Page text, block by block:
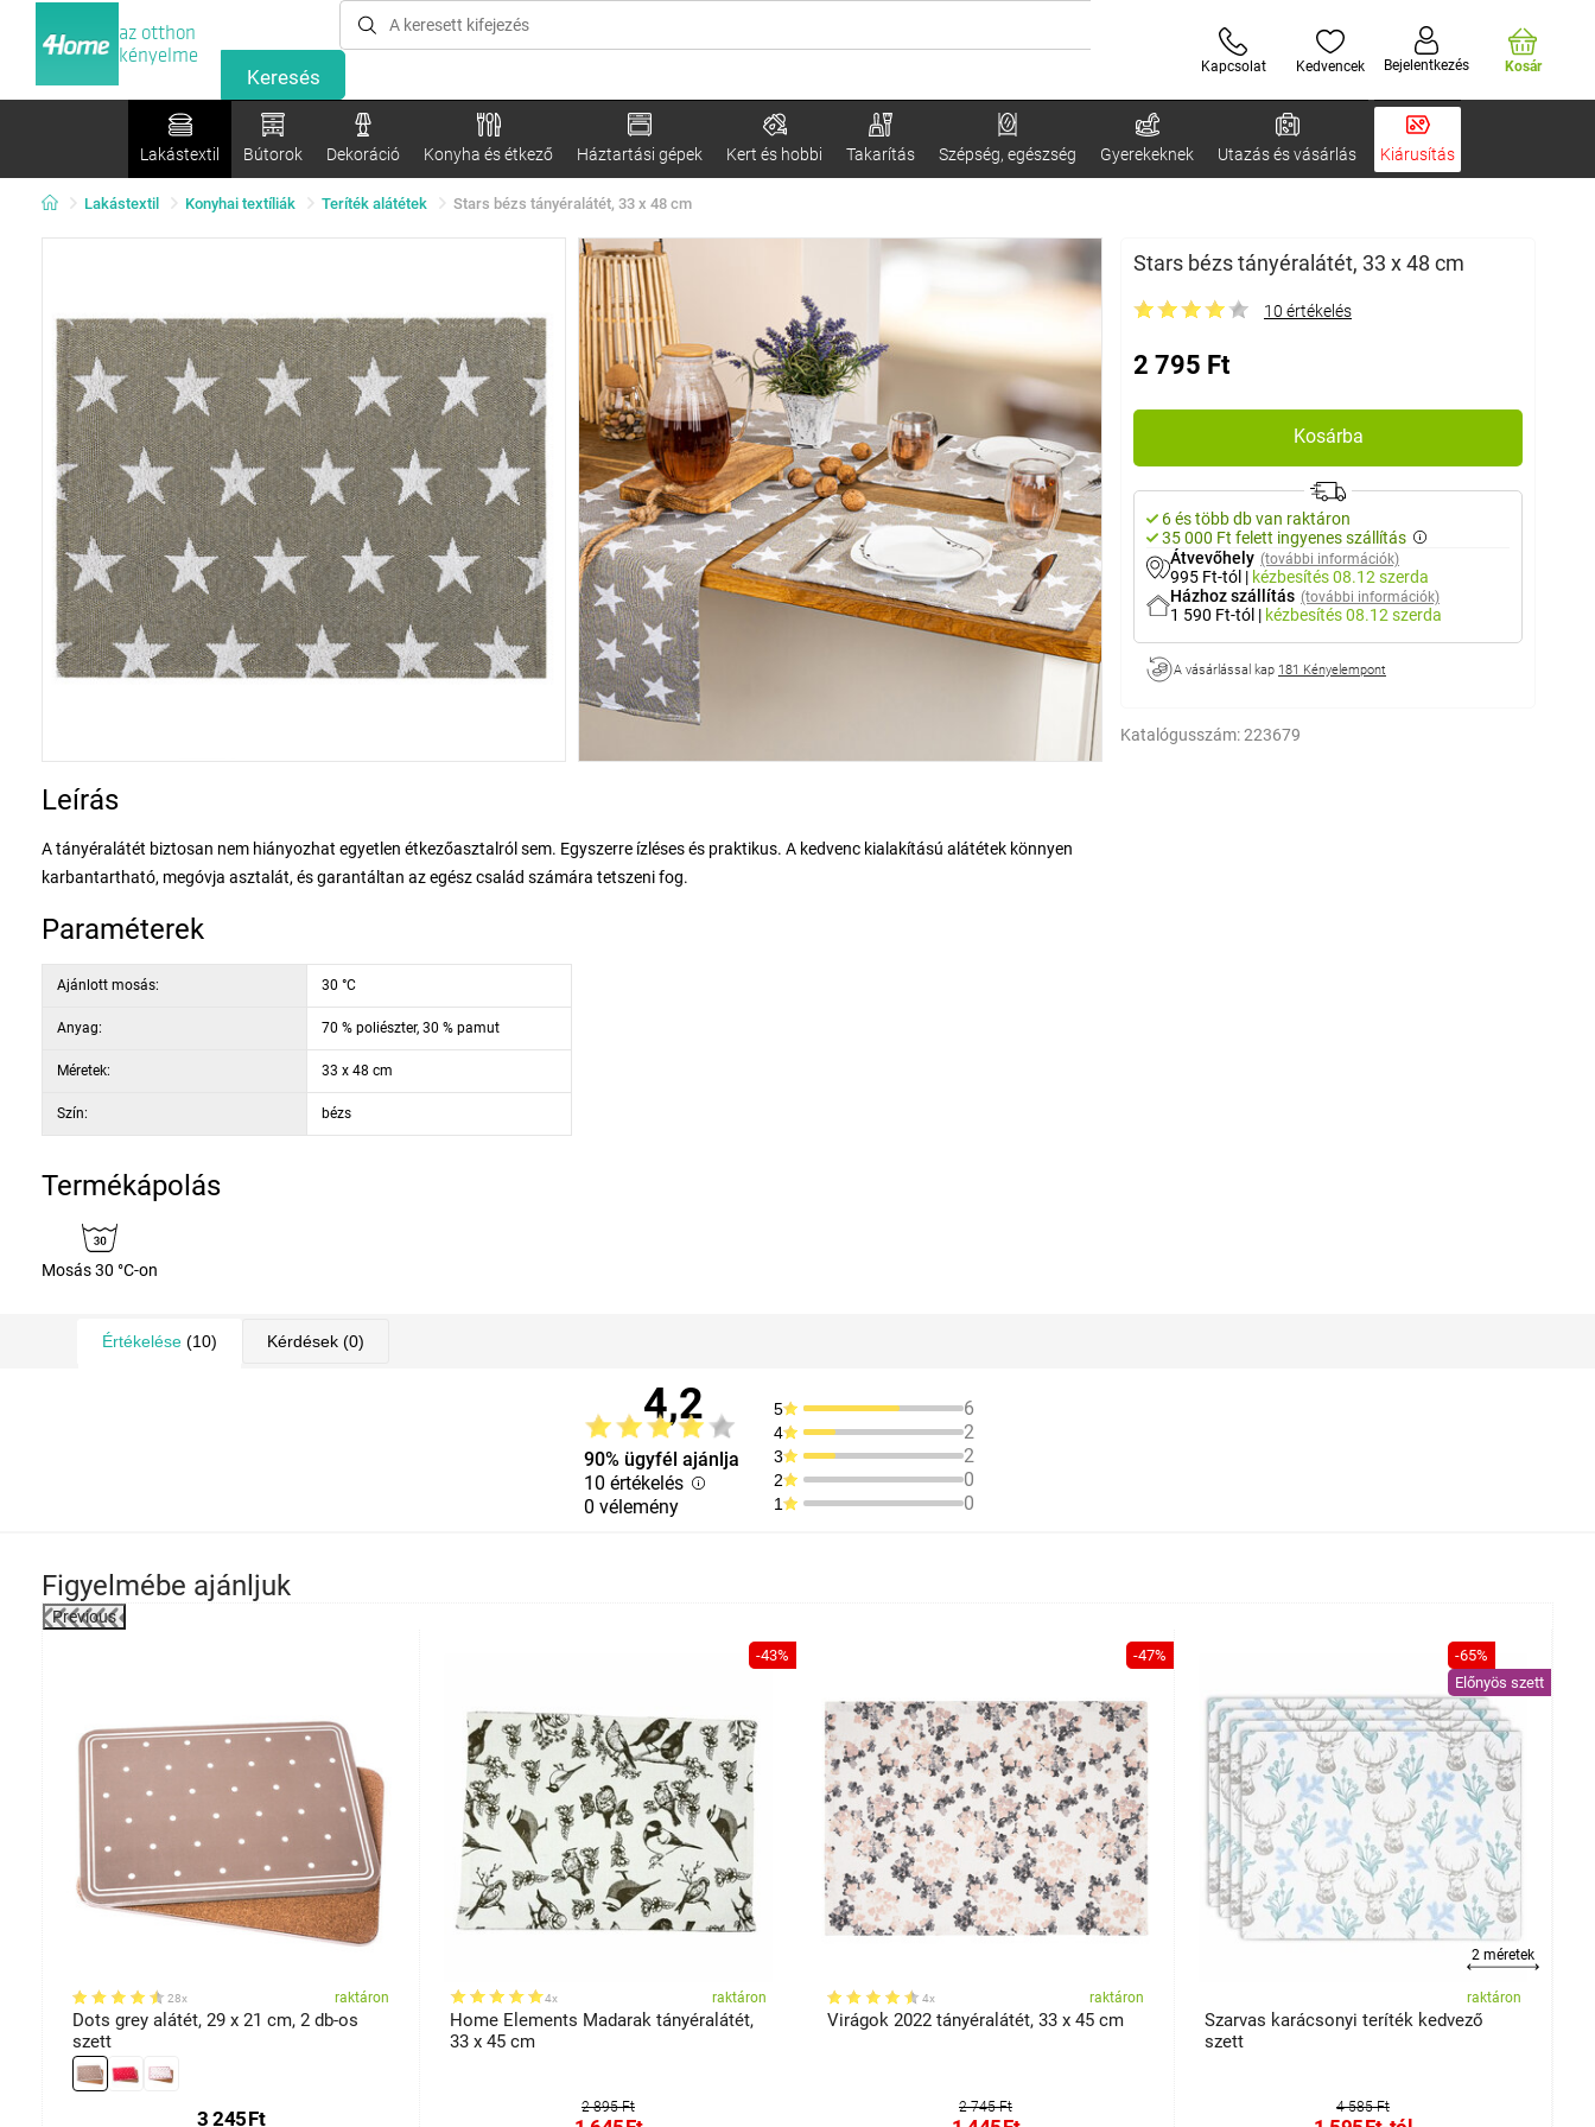
az otthon
kényelme
Kapcsolat Kedvencek Bejelentkezés Kosár
Lakástextil Bútorok Dekoráció Konyha és étkező Háztartási gépek Kert és hobbi Takarítás Szépség, egészség Gyerekeknek Utazás és vásárlás Kiárusítás
Lakástextil Konyhai textíliák Teríték alátétek Stars bézs tányéralátét, 33 x 48 cm
Stars bézs tányéralátét, 33 x 48 cm
10 értékelés
2 795 Ft
Kosárba
6 és több db van raktáron
35 000 Ft felett ingyenes szállítás
Átvevőhely (további információk)
995 Ft-tól | kézbesítés08.12 szerda
Házhoz szállítás (további információk)
1 590 Ft-tól | kézbesítés08.12 szerda
A vásárlással kap 181 Kényelempont
Katalógusszám:223679
Leírás
A tányéralátét biztosan nem hiányozhat egyetlen étkezőasztalról sem. Egyszerre ízléses és praktikus. A kedvenc kialakítású alátétek könnyen
karbantartható, megóvja asztalát, és garantáltan az egész család számára tetszeni fog.
Paraméterek
Ajánlott mosás: 30 °C
Anyag: 70 % poliészter, 30 % pamut
Méretek: 33 x 48 cm
Szín: bézs
Termékápolás
Mosás 30 °C-on
Értékelése (10) Kérdések (0)
4,2
90% ügyfél ajánlja
10 értékelés
0 vélemény
5 6
4 2
3 2
2 0
1 0
Figyelmébe ajánljuk
Previous
28x raktáron
Dots grey alátét, 29 x 21 cm, 2 db-os
szett
3 245Ft
-43%
4x raktáron
Home Elements Madarak tányéralátét,
33 x 45 cm
2 895 Ft
-47%
4x raktáron
Virágok 2022 tányéralátét, 33 x 45 cm
2 745 Ft
-65%
Előnyös szett
2 méretek
raktáron
Szarvas karácsonyi teríték kedvező
szett
4 585 Ft